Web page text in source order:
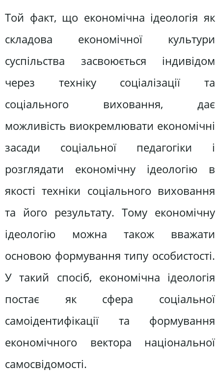
Той факт, що економічна ідеологія як
складова економічної культури
суспільства засвоюється індивідом
через техніку соціалізації та
соціального виховання, дає
можливість виокремлювати економічні
засади соціальної педагогіки і
розглядати економічну ідеологію в
якості техніки соціального виховання
та його результату. Тому економічну
ідеологію можна також вважати
основою формування типу особистості.
У такий спосіб, економічна ідеологія
постає як сфера соціальної
самоідентифікації та формування
економічного вектора національної
самосвідомості.